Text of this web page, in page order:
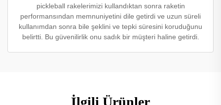
pickleball rakelerimizi kullandıktan sonra raketin
performansından memnuniyetini dile getirdi ve uzun süreli
kullanımdan sonra bile şeklini ve tepki süresini koruduğunu
belirtti. Bu güvenilirlik onu sadık bir müşteri haline getirdi.
İlgili Ürünler